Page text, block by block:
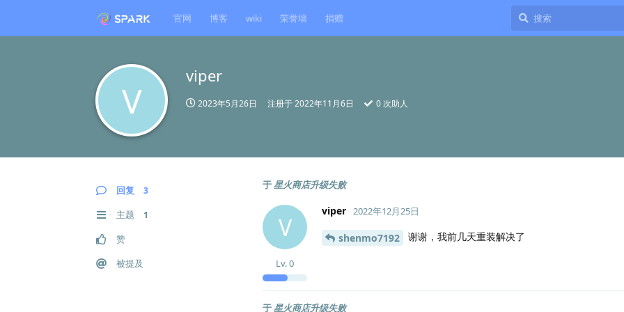
官网 博客 wiki 荣誉墙 捐赠
V
viper
2023年5月26日 注册于2022年11月6日 0 次助人
回复 3
主题 1
赞
被提及
于星火商店升级失败
V
viper
Lv.0
2022年12月25日
shenmo7192 谢谢，我前几天重装解决了
于星火商店升级失败